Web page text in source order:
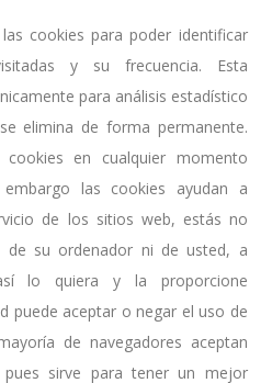
cookies para poder identificar
y su frecuencia. Esta
para análisis estadístico
elimina de forma permanente.
en cualquier momento
las cookies ayudan a
de los sitios web, estás no
de su ordenador ni de usted, a
lo quiera y la proporcione
puede aceptar o negar el uso de
de navegadores aceptan
pues sirve para tener un mejor